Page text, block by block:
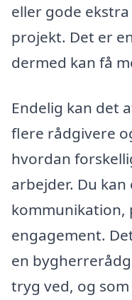
eller gode
projekt. Det er
dermed kan få
Endelig kan det
flere rådgivere
hvordan
arbejder. Du
kommunikation,
engagement.
en
tryg ved, og